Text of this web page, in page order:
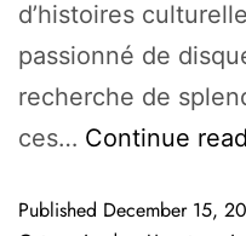
d’histoires
passionné de
recherche de
ces… Continue
Published December 15,